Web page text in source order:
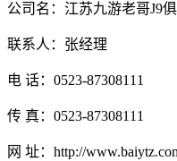
公司名：江苏九游老哥J9
联系人：张经理
电 话：0523-87308111
传 真：0523-87308111
网 址：http://